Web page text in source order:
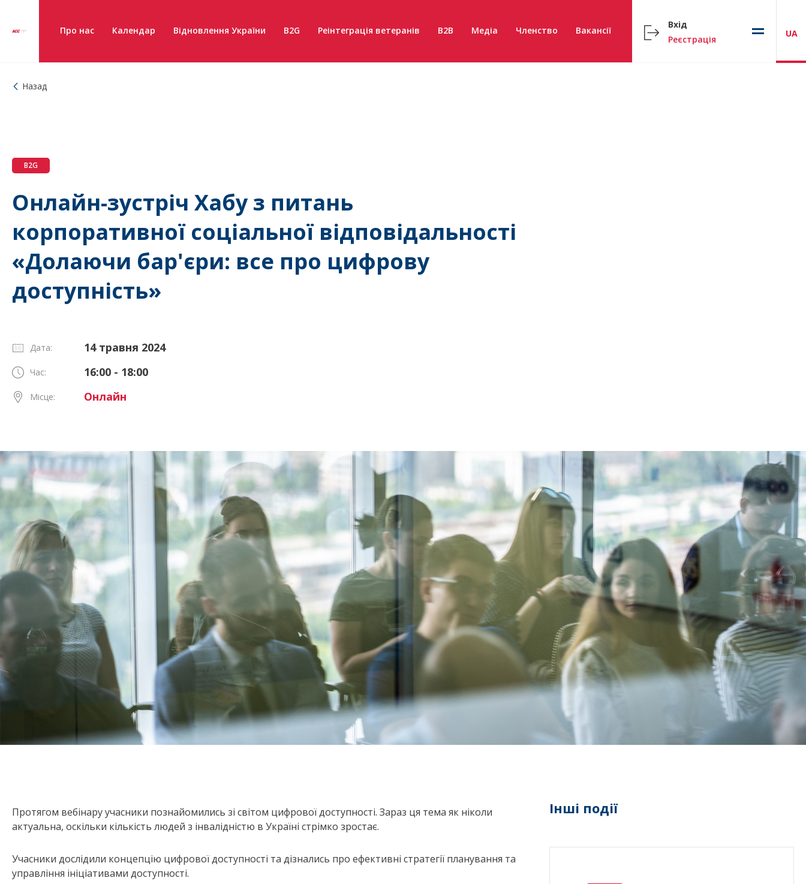
Про нас Календар Відновлення України B2G Реінтеграція ветеранів B2B Медіа Членство Вакансії
Вхід
Реєстрація
UA
Назад
B2G
Онлайн-зустріч Хабу з питань
корпоративної соціальної відповідальності
«Долаючи бар'єри: все про цифрову
доступність»
Дата: 14 травня 2024
Час: 16:00 - 18:00
Місце: Онлайн
Протягом вебінару учасники познайомились зі світом цифрової доступності. Зараз ця тема як ніколи
актуальна, оскільки кількість людей з інвалідністю в Україні стрімко зростає.
Учасники дослідили концепцію цифрової доступності та дізнались про ефективні стратегії планування та
управління ініціативами доступності.
Інші події